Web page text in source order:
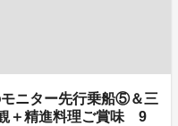
モニター先行乗船⑤＆三
＋精進料理ご賞味 9